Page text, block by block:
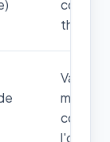
mise en
l'ordre.